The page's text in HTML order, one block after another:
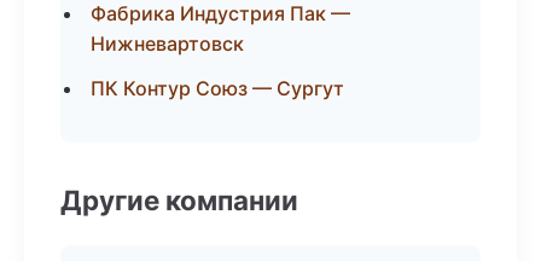
Фабрика Индустрия Пак —
Нижневартовск
ПК Контур Союз — Сургут
Другие компании